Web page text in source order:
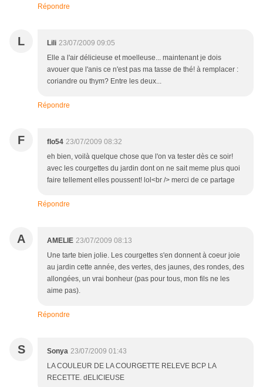
Répondre
L Lili 23/07/2009 09:05
Elle a l'air délicieuse et moelleuse... maintenant je dois
avouer que l'anis ce n'est pas ma tasse de thé! à remplacer :
coriandre ou thym? Entre les deux...
Répondre
F flo54 23/07/2009 08:32
eh bien, voilà quelque chose que l'on va tester dès ce soir!
avec les courgettes du jardin dont on ne sait meme plus quoi
faire tellement elles poussent! lol<br /> merci de ce partage
Répondre
A AMELIE 23/07/2009 08:13
Une tarte bien jolie. Les courgettes s'en donnent à coeur joie
au jardin cette année, des vertes, des jaunes, des rondes, des
allongées, un vrai bonheur (pas pour tous, mon fils ne les
aime pas).
Répondre
S Sonya 23/07/2009 01:43
LA COULEUR DE LA COURGETTE RELEVE BCP LA
RECETTE. dELICIEUSE